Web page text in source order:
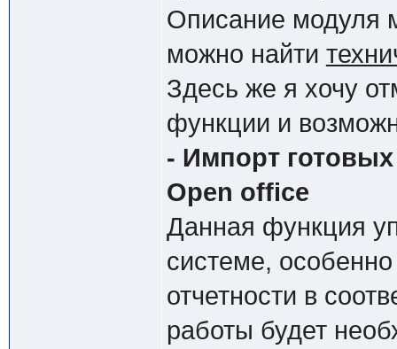
Описание модуля
можно найти
Здесь же я хочу
функции и
- Импорт
Open office
Данная функция
системе,
отчетности в
работы будет